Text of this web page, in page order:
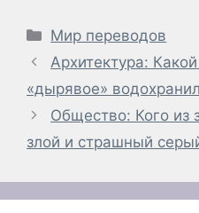
Рубрики
Мир переводов
Архитектура:
«дырявое»
Общество: Кого из
злой и страшный